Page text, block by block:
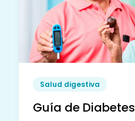
Salud digestiva
Guía de Diabetes